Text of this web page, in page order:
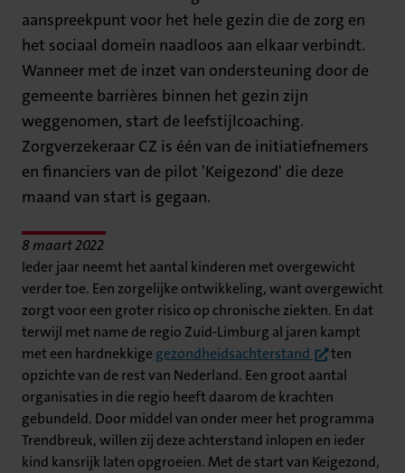
aanspreekpunt voor het hele gezin die de zorg en
het sociaal domein naadloos aan elkaar verbindt.
Wanneer met de inzet van ondersteuning door de
gemeente barrières binnen het gezin zijn
weggenomen, start de leefstijlcoaching.
Zorgverzekeraar CZ is één van de initiatiefnemers
en financiers van de pilot 'Keigezond' die deze
maand van start is gegaan.
8 maart 2022
Ieder jaar neemt het aantal kinderen met overgewicht
verder toe. Een zorgelijke ontwikkeling, want overgewicht
zorgt voor een groter risico op chronische ziekten. En dat
terwijl met name de regio Zuid-Limburg al jaren kampt
met een hardnekkigegezondheidsachterstand (opent in
ten
opzichte van de rest van Nederland. Een groot aantal
organisaties in die regio heeft daarom de krachten
gebundeld. Door middel van onder meer het programma
Trendbreuk, willen zij deze achterstand inlopen en ieder
kind kansrijk laten opgroeien. Met de start van Keigezond,